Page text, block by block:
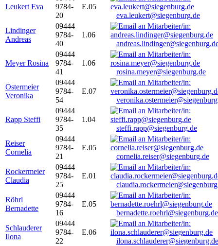
Leukert Eva
9784-
20
E.05
eva.leukert@siegenburg.de
Lindinger
Andreas
09444
9784-
40
1.06
Meyer Rosina
09444
9784-
41
1.06
rosina.meyer@siegenburg.de
Ostermeier
Veronika
09444
9784-
54
E.07
Rapp Steffi
09444
9784-
35
1.04
steffi.rapp@siegenburg.de
Reiser
Cornelia
09444
9784-
21
E.05
cornelia.reiser@siegenburg.de
Rockermeier
Claudia
09444
9784-
25
E.01
Röhrl
Bernadette
09444
9784-
16
E.05
bernadette.roehrl@siegenburg.de
Schlauderer
Ilona
09444
9784-
22
E.06
ilona.schlauderer@siegenburg.de